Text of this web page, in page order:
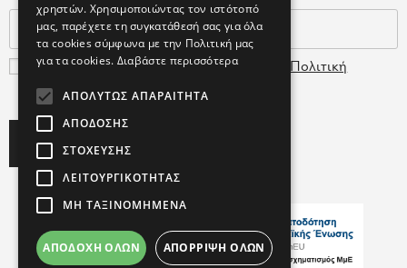
Συμφωνώ με τουςΌρους Χρήσης
Πολιτική
Δεδομένων
χρηστών. Χρησιμοποιώντας τον ιστότοπό
μας, παρέχετε τη συγκατάθεσή σας για όλα
τα cookies σύμφωνα με την Πολιτική μας
για τα cookies. Διαβάστε περισσότερα
ΑΠΟΛΎΤΩΣ ΑΠΑΡΑΊΤΗΤΑ
ΑΠΌΔΟΣΗΣ
ΣΤΌΧΕΥΣΗΣ
ΛΕΙΤΟΥΡΓΙΚΌΤΗΤΑΣ
ΜΗ ΤΑΞΙΝΟΜΗΜΈΝΑ
ΑΠΟΔΟΧΉ ΌΛΩΝ ΑΠΌΡΡΙΨΗ ΌΛΩΝ